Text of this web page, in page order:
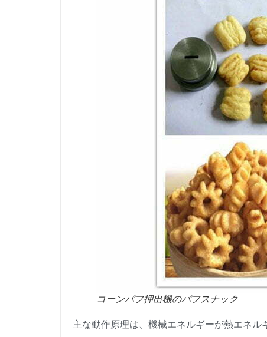
コーンパフ押出機のパフスナック
主な動作原理は、機械エネルギーが熱エネ